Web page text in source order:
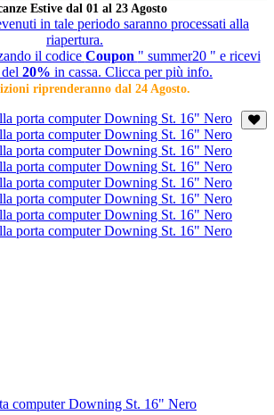
Estive dal 01 al 23 Agosto
in tale periodo saranno processati alla
riapertura.
il codice Coupon " summer20 " e ricevi
20% in cassa. Clicca per più info.
riprenderanno dal 24 Agosto.